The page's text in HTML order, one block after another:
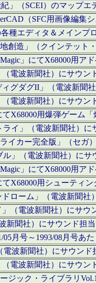
」（SCEI）のマップエ
（SFC用画像編集
種エディタ＆メインプ
創造」（クインテッ
」にてX68000用
電波新聞社）にサウン
グダグII」（電波新聞
電波新聞社）にサウン
X68000用爆弾ゲーム
イ」（電波新聞社）に
イカー完全版」（セガ
」（電波新聞社）にサ
」にてX68000用
てX68000用シューティ
ローム」（電波新聞社
（電波新聞社）にサウ
新聞社）にサウンド担当
05月号～1993/08月号
波新聞社）にサウンド
電波新聞社）にサウン
ジック・ライブラリ